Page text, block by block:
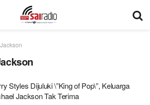
Styles Dijuluki \”King of Pop\”, Keluarga
Jackson Tak Terima